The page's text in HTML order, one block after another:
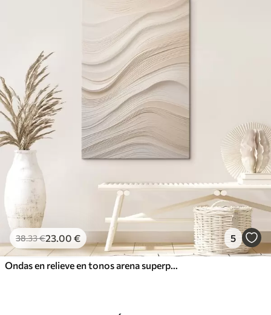
38.33€23.00 € 5
Ondas en relieve en tonos arena superpuestos, textura suave